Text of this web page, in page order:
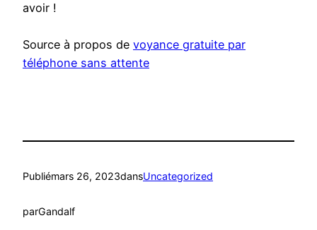
avoir !
Source à propos de voyance gratuite par
téléphone sans attente
Publiémars 26, 2023dansUncategorized
parGandalf